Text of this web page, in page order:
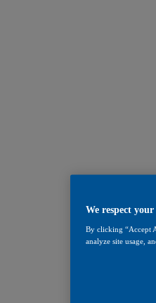
We respect
By clicking “Accept
analyze site usage,